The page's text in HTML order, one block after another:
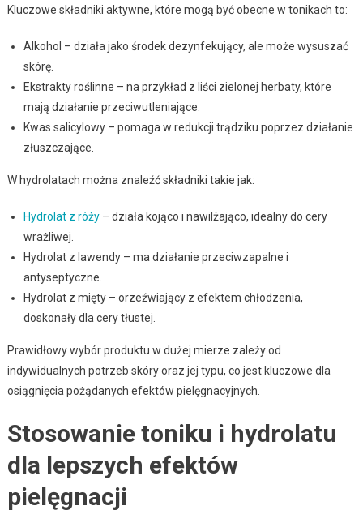
Kluczowe składniki aktywne, które mogą być obecne w tonikach to:
Alkohol – działa jako środek dezynfekujący, ale może wysuszać
skórę.
Ekstrakty roślinne – na przykład z liści zielonej herbaty, które
mają działanie przeciwutleniające.
Kwas salicylowy – pomaga w redukcji trądziku poprzez działanie
złuszczające.
W hydrolatach można znaleźć składniki takie jak:
Hydrolat z róży– działa kojąco i nawilżająco, idealny do cery
wrażliwej.
Hydrolat z lawendy – ma działanie przeciwzapalne i
antyseptyczne.
Hydrolat z mięty – orzeźwiający z efektem chłodzenia,
doskonały dla cery tłustej.
Prawidłowy wybór produktu w dużej mierze zależy od
indywidualnych potrzeb skóry oraz jej typu, co jest kluczowe dla
osiągnięcia pożądanych efektów pielęgnacyjnych.
Stosowanie toniku i hydrolatu
dla lepszych efektów
pielęgnacji